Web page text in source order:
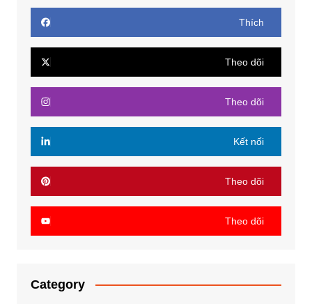
Thích
Theo dõi
Theo dõi
Kết nối
Theo dõi
Theo dõi
Category